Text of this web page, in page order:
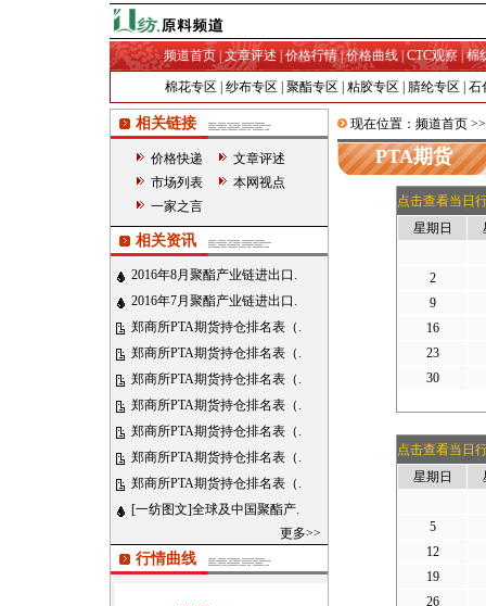
频道首页| 文章评述 价格行情|价格曲线 CTC观察 |棉
棉花专区 纱布专区 聚酯专区 粘胶专区 腈纶专区 石
相关链接
价格快递
文章评述
市场列表
本网视点
一家之言
相关资讯
2016年8月聚酯产业链进出口.
2016年7月聚酯产业链进出口.
郑商所PTA期货持仓排名表（.
郑商所PTA期货持仓排名表（.
郑商所PTA期货持仓排名表（.
郑商所PTA期货持仓排名表（.
郑商所PTA期货持仓排名表（.
郑商所PTA期货持仓排名表（.
郑商所PTA期货持仓排名表（.
[一纺图文]全球及中国聚酯产.
更多>>
行情曲线
现在位置： 频道首页
PTA期货
点击查看当日
星期日
2
9
16
23
30
点击查看当日
星期日
5
12
19
26